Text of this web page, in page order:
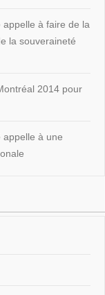
à faire de la
la souveraineté
2014 pour
à une